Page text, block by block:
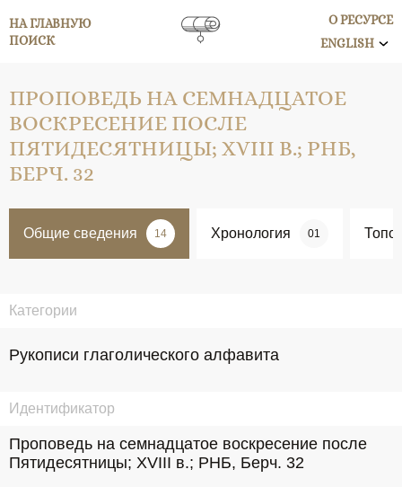
НА ГЛАВНУЮ
ПОИСК
О РЕСУРСЕ
ENGLISH
ПРОПОВЕДЬ НА СЕМНАДЦАТОЕ
ВОСКРЕСЕНИЕ ПОСЛЕ
ПЯТИДЕСЯТНИЦЫ; XVIII В.; РНБ,
БЕРЧ. 32
Общие сведения 14 Хронология 01
Категории
Рукописи глаголического алфавита
Идентификатор
Проповедь на семнадцатое воскресение после
Пятидесятницы; XVIII в.; РНБ, Берч. 32